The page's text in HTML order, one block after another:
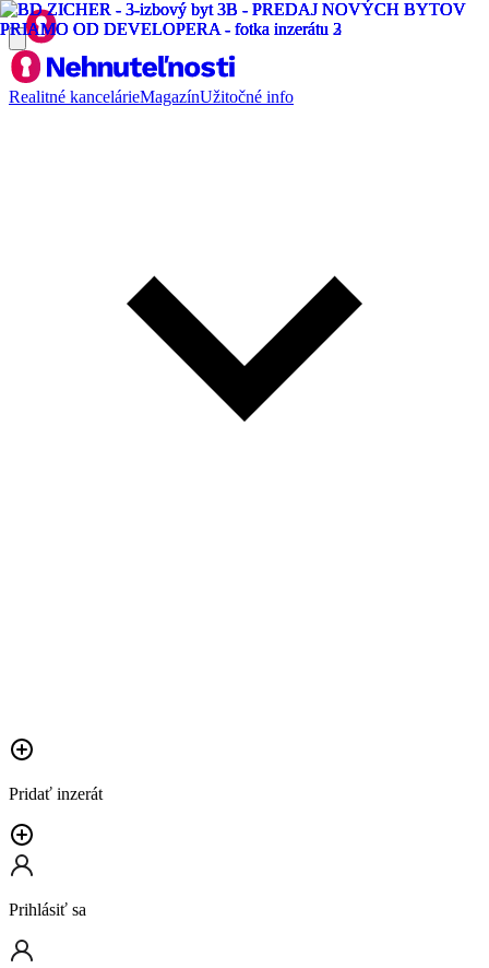
Realitné kancelárieMagazínUžitočné info
Pridať inzerát
Prihlásiť sa